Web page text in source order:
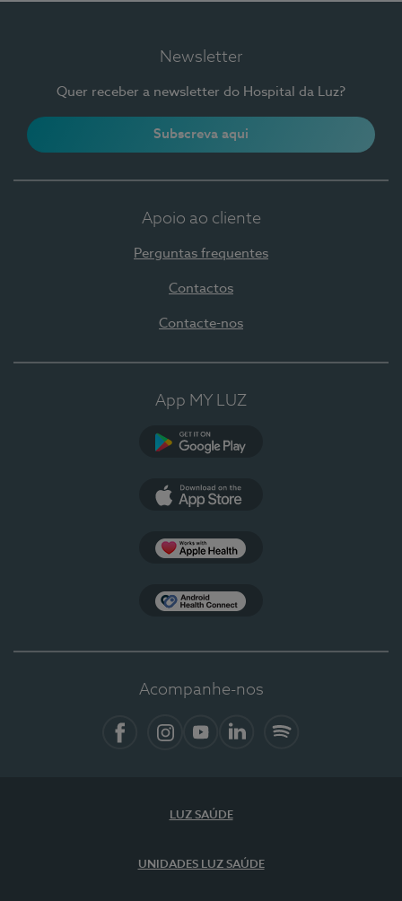
Newsletter
Quer receber a newsletter do Hospital da Luz?
Subscreva aqui
Apoio ao cliente
Perguntas frequentes
Contactos
Contacte-nos
App MY LUZ
Acompanhe-nos
LUZ SAÚDE
UNIDADES LUZ SAÚDE